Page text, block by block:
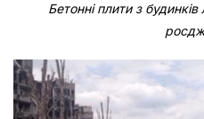
Бетонні плити з